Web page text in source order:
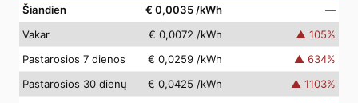
Šiandien € 0,0035 /kWh
—
Vakar
€ 0,0072 /kWh ▲ 105%
Pastarosios 7 dienos
€ 0,0259 /kWh ▲ 634%
Pastarosios 30 dienų
€ 0,0425 /kWh ▲ 1103%